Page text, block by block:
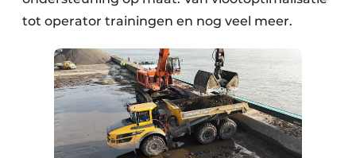
tot operator trainingen en nog veel meer.